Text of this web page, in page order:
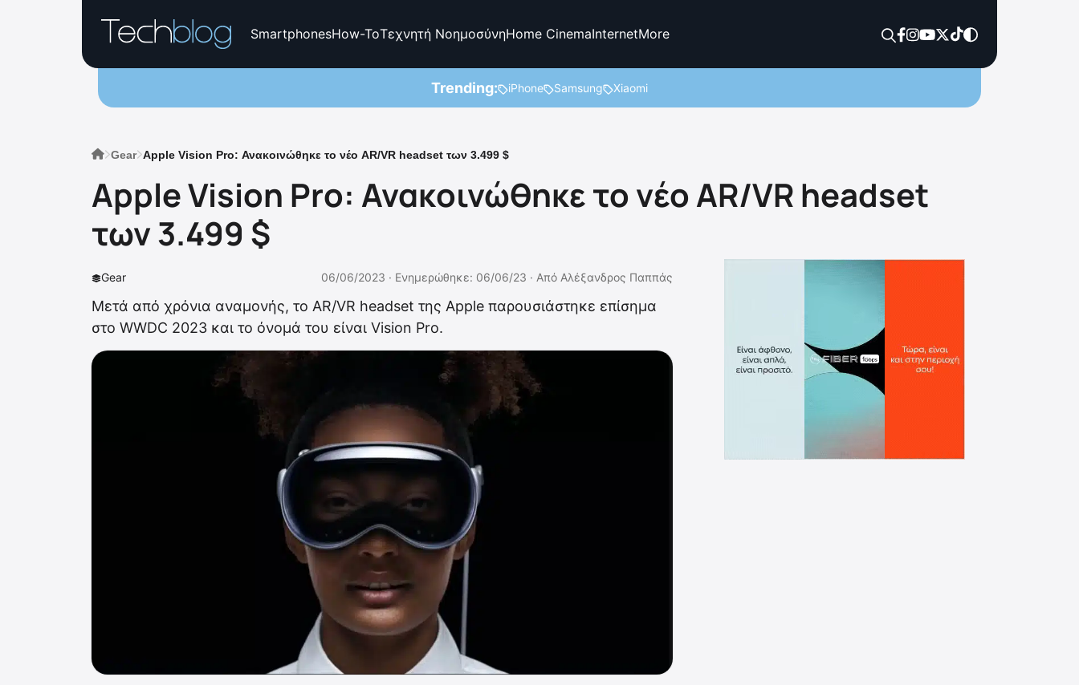
SmartphonesHow-ToΤεχνητή ΝοημοσύνηHome CinemaInternetMore
Trending: iPhone Samsung Xiaomi
Gear Apple Vision Pro: Ανακοινώθηκε το νέο AR/VR headset των 3.499 $
Apple Vision Pro: Ανακοινώθηκε το νέο AR/VR headset
των 3.499 $
Gear 06/06/2023 · Ενημερώθηκε: 06/06/23 · Από Αλέξανδρος Παππάς
Μετά από χρόνια αναμονής, το AR/VR headset της Apple παρουσιάστηκε επίσημα
στο WWDC 2023 και το όνομά του είναι Vision Pro.